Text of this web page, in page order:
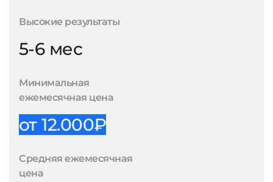
Высокие результаты
5-6 мес
Минимальная
ежемесячная цена
от 12.000₽
Средняя ежемесячная
цена